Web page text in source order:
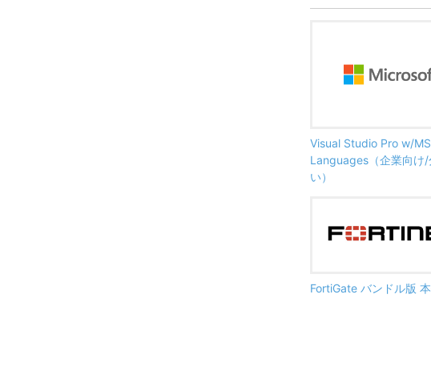
Visual Studio Pro w/
Languages（企業向け/
い）
FortiGate バンドル版